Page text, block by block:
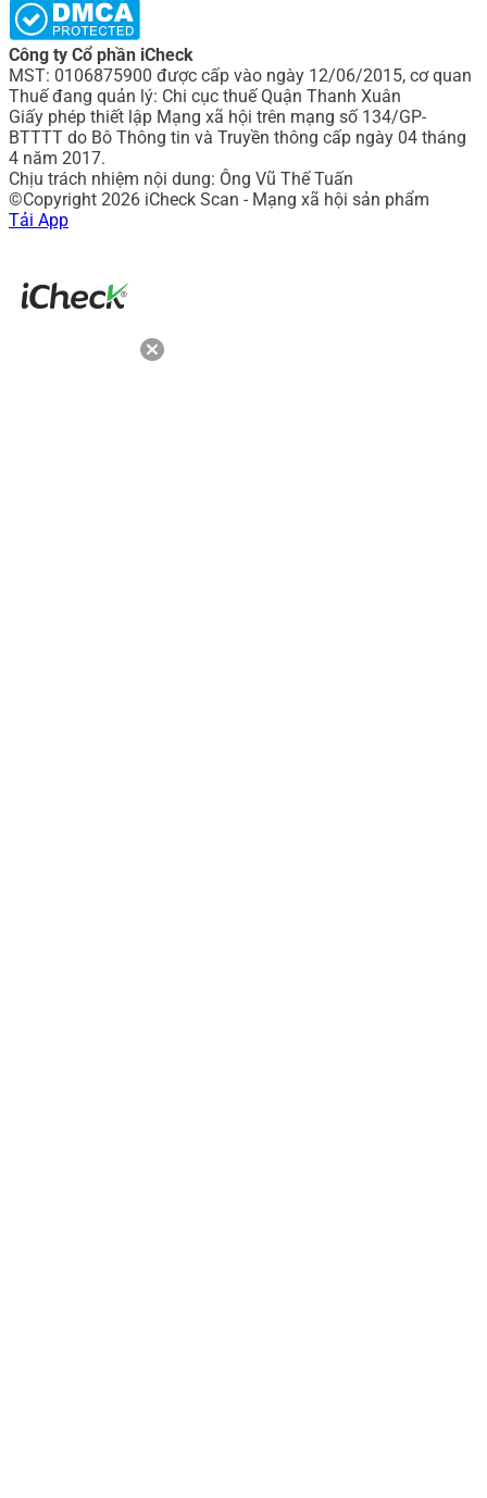
Công ty Cổ phần iCheck
MST: 0106875900 được cấp vào ngày 12/06/2015, cơ quan
Thuế đang quản lý: Chi cục thuế Quận Thanh Xuân
Giấy phép thiết lập Mạng xã hội trên mạng số 134/GP-
BTTTT do Bô Thông tin và Truyền thông cấp ngày 04 tháng
4 năm 2017.
Chịu trách nhiệm nội dung: Ông Vũ Thế Tuấn
©Copyright 2026 iCheck Scan - Mạng xã hội sản phẩm
Tải App